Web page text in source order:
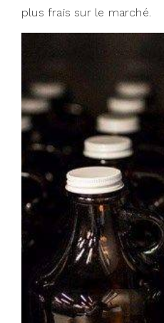
plus frais sur le marché.